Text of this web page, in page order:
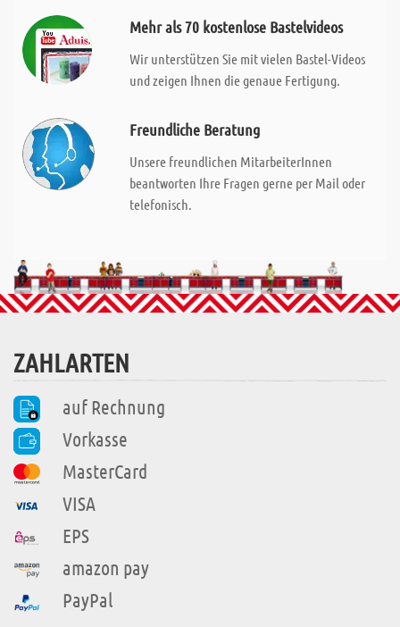
Mehr als 70 kostenlose Bastelvideos
Wir unterstützen Sie mit vielen Bastel-Videos
und zeigen Ihnen die genaue Fertigung.
Freundliche Beratung
Unsere freundlichen MitarbeiterInnen
beantworten Ihre Fragen gerne per Mail oder
telefonisch.
ZAHLARTEN
auf Rechnung
Vorkasse
MasterCard
VISA
EPS
amazon pay
PayPal